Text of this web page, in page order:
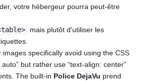
votre hébergeur pourra peut-être
mais plutôt d'utiliser les
images specifically avoid using the CSS
but rather use “text-align: center”
The built-in Police DejaVu prend